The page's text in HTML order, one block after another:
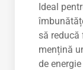
Ideal
să
mențină
de